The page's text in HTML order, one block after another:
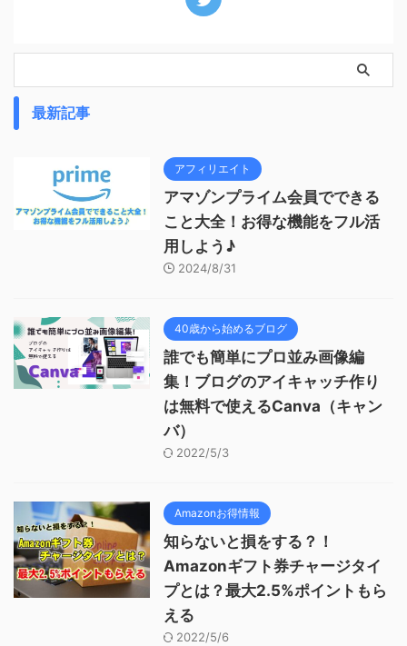
最新記事
アフィリエイト
アマゾンプライム会員でできる
こと大全！お得な機能をフル活
用しよう♪
2024/8/31
40歳から始めるブログ
誰でも簡単にプロ並み画像編
集！ブログのアイキャッチ作り
は無料で使えるCanva（キャン
バ）
2022/5/3
Amazonお得情報
知らないと損をする？！
Amazonギフト券チャージタイ
プとは？最大2.5%ポイントもら
える
2022/5/6